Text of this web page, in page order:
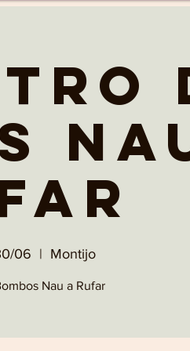
06
  |
Montijo
Nau a Rufar